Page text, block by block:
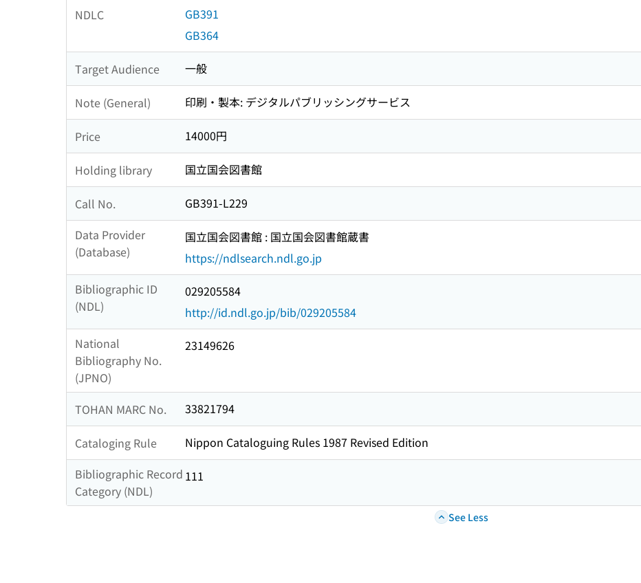
NDLC
GB391
GB364
Target Audience 一般
Note (General) 印刷・製本: デジタルパブリッシングサービス
Price 14000円
Holding library 国立国会図書館
Call No.
GB391-L229
Data Provider
(Database)
国立国会図書館 : 国立国会図書館蔵書
https://ndlsearch.ndl.go.jp
Bibliographic ID
(NDL)
029205584
http://id.ndl.go.jp/bib/029205584
National
Bibliography No.
(JPNO)
23149626
TOHAN MARC No. 33821794
Cataloging Rule
Nippon Cataloguing Rules 1987 Revised Edition
Bibliographic Record
Category (NDL)
111
See Less